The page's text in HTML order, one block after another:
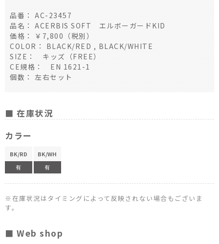
品番： AC-23457
品名： ACERBIS SOFT エルボーガードKID
価格： ￥7,800（税別）
COLOR： BLACK/RED , BLACK/WHITE
SIZE： キッズ（FREE）
CE規格： EN 1621-1
個数： 左右セット
■ 在庫状況
カラー
BK/RD
有
BK/WH
有
※在庫状況はタイミングによって反映されない場合もございま
す。
■ Web shop